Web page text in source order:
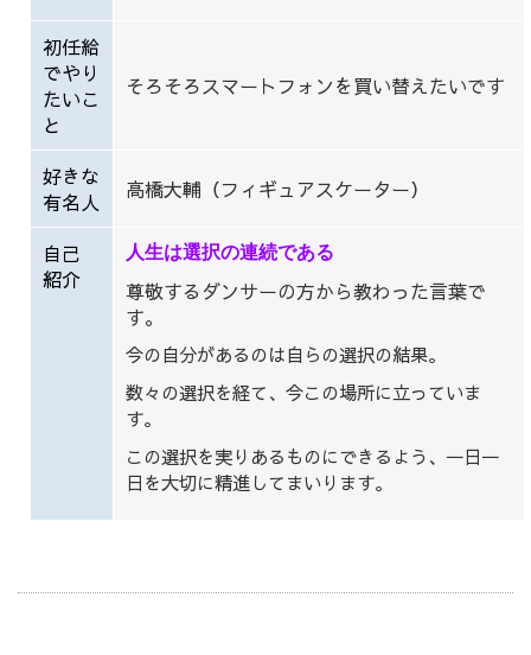
初任給
でやり
たいこ
と
そろそろスマートフォンを買い替えたいです
好きな
有名人
高橋大輔（フィギュアスケーター）
自己
紹介
人生は選択の連続である
尊敬するダンサーの方から教わった言葉で
す。
今の自分があるのは自らの選択の結果。
数々の選択を経て、今この場所に立っていま
す。
この選択を実りあるものにできるよう、一日一
日を大切に精進してまいります。